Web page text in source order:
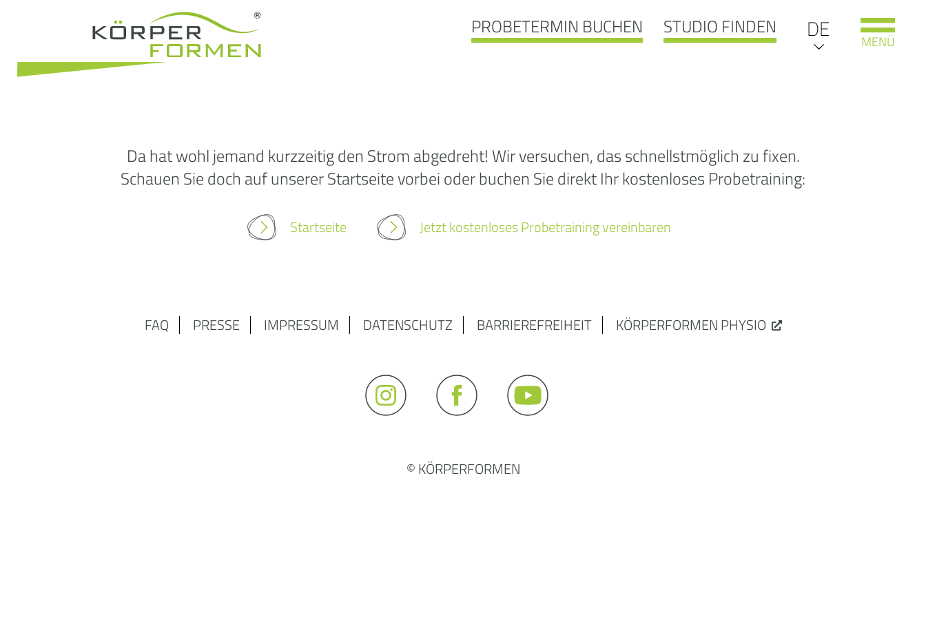
PROBETERMIN BUCHEN STUDIO FINDEN DE
EN
MENÜ
Ooooooooooooooops
404:
Die gesuchte Seite
wurde leider nicht
Da hat wohl jemand kurzzeitig den Strom abgedreht! Wir versuchen, das schnellstmöglich zu fixen.
Schauen Sie doch auf unserer Startseite vorbei oder buchen Sie direkt Ihr kostenloses Probetraining:
Startseite Jetzt kostenloses Probetraining vereinbaren
FAQ PRESSE IMPRESSUM DATENSCHUTZ BARRIEREFREIHEIT KÖRPERFORMEN PHYSIO
© KÖRPERFORMEN